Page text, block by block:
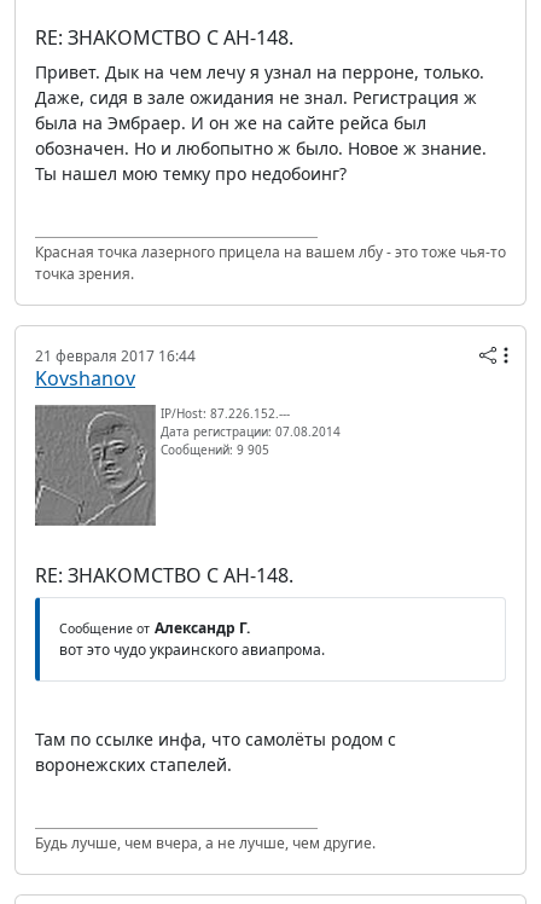
RE: ЗНАКОМСТВО С АН-148.
Привет. Дык на чем лечу я узнал на перроне, только.
Даже, сидя в зале ожидания не знал. Регистрация ж
была на Эмбраер. И он же на сайте рейса был
обозначен. Но и любопытно ж было. Новое ж знание.
Ты нашел мою темку про недобоинг?
Красная точка лазерного прицела на вашем лбу - это тоже чья-то
точка зрения.
21 февраля 2017 16:44
Kovshanov
IP/Host: 87.226.152.---
Дата регистрации: 07.08.2014
Сообщений: 9 905
RE: ЗНАКОМСТВО С АН-148.
Сообщение от Александр Г.
вот это чудо украинского авиапрома.
Там по ссылке инфа, что самолёты родом с
воронежских стапелей.
Будь лучше, чем вчера, а не лучше, чем другие.